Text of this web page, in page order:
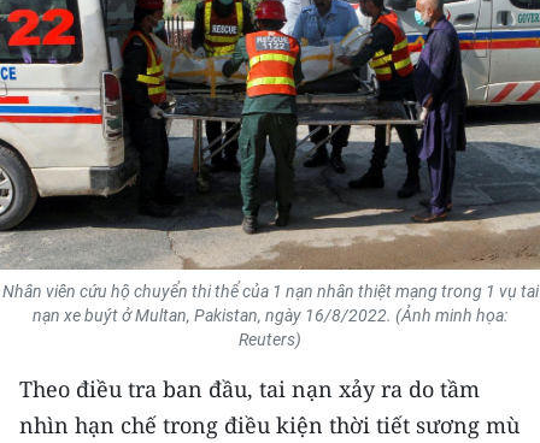
THỂ THAO
GIÁO DỤC
Y TẾ
KHOA HỌC - CÔNG NGHỆ
MÔI TRƯỜNG
BẠN ĐỌC
TRI THỨC CHUYÊN SÂU
Nhân viên cứu hộ chuyển thi thể của 1 nạn nhân thiệt mạng trong 1 vụ tai
nạn xe buýt ở Multan, Pakistan, ngày 16/8/2022. (Ảnh minh họa:
Reuters)
Theo điều tra ban đầu, tai nạn xảy ra do tầm
nhìn hạn chế trong điều kiện thời tiết sương mù